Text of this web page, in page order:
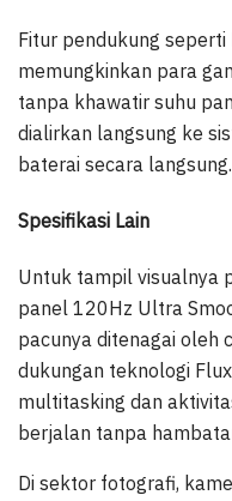
Fitur pendukung seperti
memungkinkan para
tanpa khawatir suhu
dialirkan langsung ke
baterai secara langsung.
Spesifikasi Lain
Untuk tampil visualnya
panel 120Hz Ultra
pacunya ditenagai oleh
dukungan teknologi
multitasking dan
berjalan tanpa
Di sektor fotografi,